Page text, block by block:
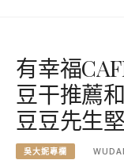
有幸福
豆干推薦
豆豆先生
吳大妮專欄